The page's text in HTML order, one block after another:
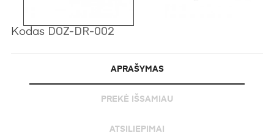
Kodas DOZ-DR-002
APRAŠYMAS
PREKĖ IŠSAMIAU
ATSILIEPIMAI